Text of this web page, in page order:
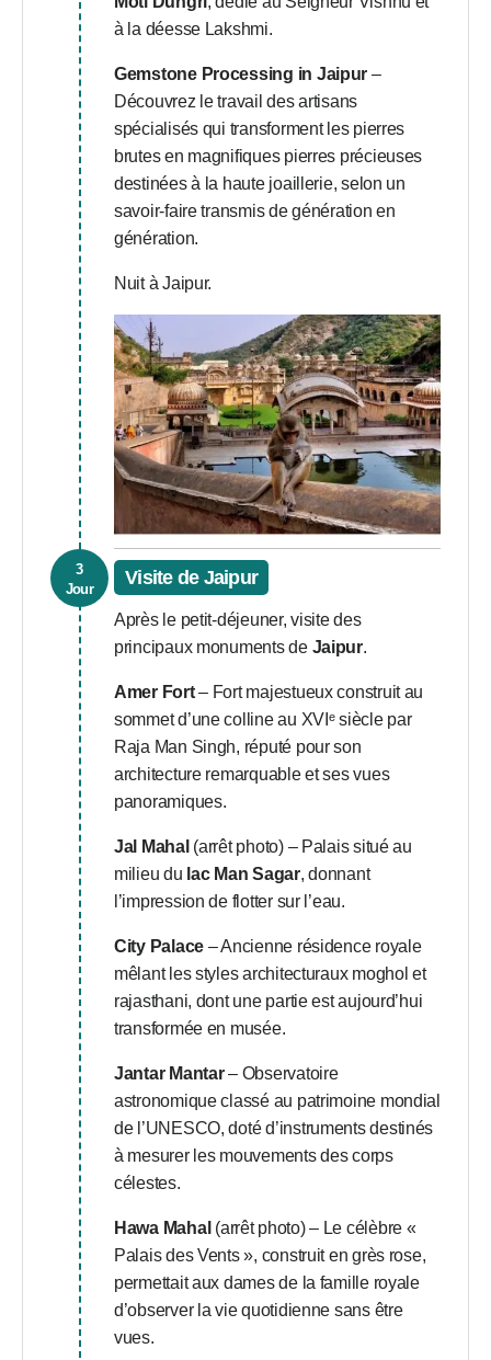
à la déesse Lakshmi.
Gemstone Processing in Jaipur –
Découvrez le travail des artisans
spécialisés qui transforment les pierres
brutes en magnifiques pierres précieuses
destinées à la haute joaillerie, selon un
savoir-faire transmis de génération en
génération.
Nuit à Jaipur.
3
Jour
Visite de Jaipur
Après le petit-déjeuner, visite des
principaux monuments de Jaipur.
Amer Fort– Fort majestueux construit au
sommet d’une colline au XVIᵉ siècle par
Raja Man Singh, réputé pour son
architecture remarquable et ses vues
panoramiques.
Jal Mahal (arrêt photo) – Palais situé au
milieu du lac Man Sagar, donnant
l’impression de flotter sur l’eau.
City Palace – Ancienne résidence royale
mêlant les styles architecturaux moghol et
rajasthani, dont une partie est aujourd’hui
transformée en musée.
Jantar Mantar– Observatoire
astronomique classé au patrimoine mondial
de l’UNESCO, doté d’instruments destinés
à mesurer les mouvements des corps
célestes.
Hawa Mahal (arrêt photo) – Le célèbre «
Palais des Vents », construit en grès rose,
permettait aux dames de la famille royale
d’observer la vie quotidienne sans être
vues.